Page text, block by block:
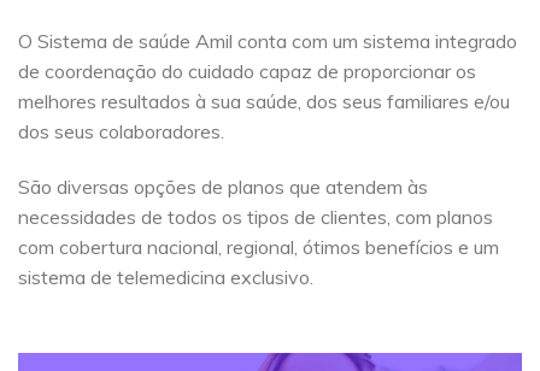
O Sistema de saúde Amil conta com um sistema integrado
de coordenação do cuidado capaz de proporcionar os
melhores resultados à sua saúde, dos seus familiares e/ou
dos seus colaboradores.
São diversas opções de planos que atendem às
necessidades de todos os tipos de clientes, com planos
com cobertura nacional, regional, ótimos benefícios e um
sistema de telemedicina exclusivo.